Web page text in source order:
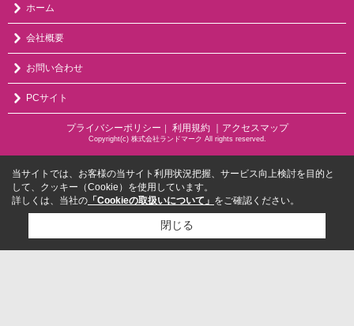
ホーム
会社概要
お問い合わせ
PCサイト
プライバシーポリシー ｜ 利用規約 ｜アクセスマップ
Copyright(c) 株式会社ランドマーク All rights reserved.
当サイトでは、お客様の当サイト利用状況把握、サービス向上検討を目的と
して、クッキー（Cookie）を使用しています。
詳しくは、当社の 「Cookieの取扱いについて」 をご確認ください。
閉じる